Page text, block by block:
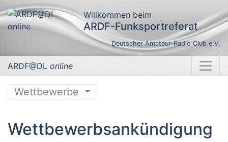
Willkommen beim
ARDF-Funksportreferat
Deutscher Amateur-Radio Club e.V.
ARDF@DL online
Wettbewerbe
Wettbewerbsankündigung